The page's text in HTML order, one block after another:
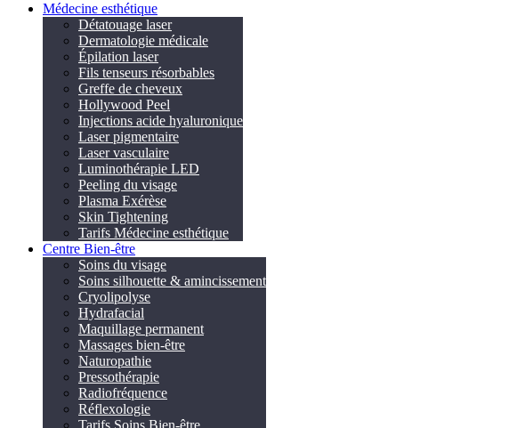
Médecine esthétique
Détatouage laser
Dermatologie médicale
Épilation laser
Fils tenseurs résorbables
Greffe de cheveux
Hollywood Peel
Injections acide hyaluronique
Laser pigmentaire
Laser vasculaire
Luminothérapie LED
Peeling du visage
Plasma Exérèse
Skin Tightening
Tarifs Médecine esthétique
Centre Bien-être
Soins du visage
Soins silhouette & amincissement
Cryolipolyse
Hydrafacial
Maquillage permanent
Massages bien-être
Naturopathie
Pressothérapie
Radiofréquence
Réflexologie
Tarifs Soins Bien-être